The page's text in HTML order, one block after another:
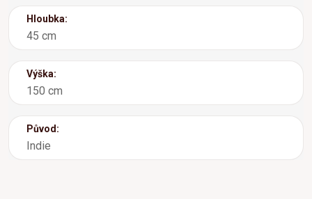
Hloubka:
45 cm
Výška:
150 cm
Původ:
Indie